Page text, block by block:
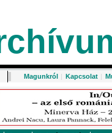
Magunkról | Kapcsolat |